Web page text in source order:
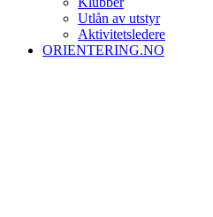
Utlån av utstyr
Aktivitetsledere
ORIENTERING.NO